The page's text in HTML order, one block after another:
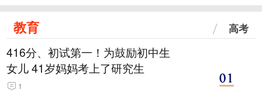
教育 高考
416分、初试第一！为鼓励初中生
女儿 41岁妈妈考上了研究生
1